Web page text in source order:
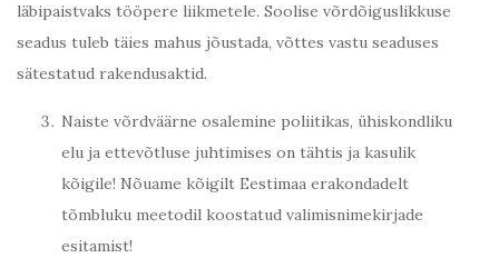
läbipaistvaks tööpere liikmetele. Soolise võrdõiguslikkuse
seadus tuleb täies mahus jõustada, võttes vastu seaduses
sätestatud rakendusaktid.
Naiste võrdväärne osalemine poliitikas, ühiskondliku
elu ja ettevõtluse juhtimises on tähtis ja kasulik
kõigile! Nõuame kõigilt Eestimaa erakondadelt
tõmbluku meetodil koostatud valimisnimekirjade
esitamist!